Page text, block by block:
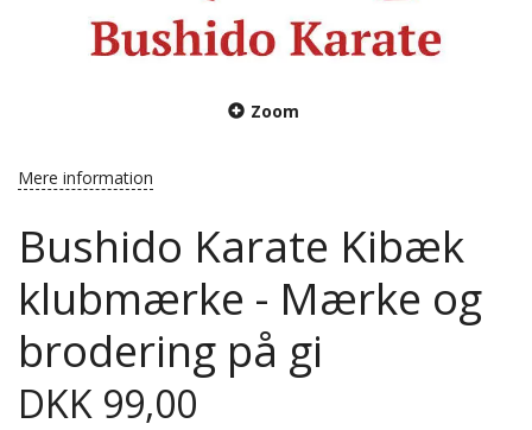
Zoom
Mere information
Bushido Karate Kibæk
klubmærke - Mærke og
brodering på gi
DKK 99,00